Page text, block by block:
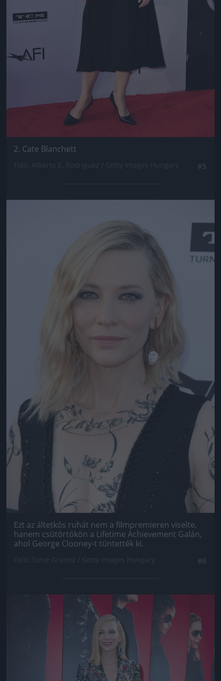
2. Cate Blanchett
Ezt az áltetkós ruhát nem a filmpremieren viselte,
hanem csütörtökön a Lifetime Achievement Galán,
ahol George Clooney-t tüntették ki.
Jön még kép!